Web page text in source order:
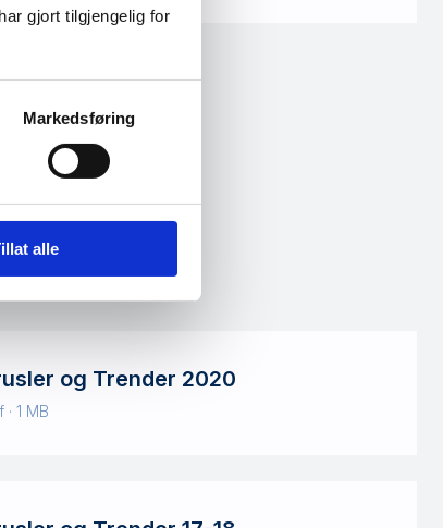
gjort tilgjengelig for
Markedsføring
alle
og Trender 2020
· 1 MB